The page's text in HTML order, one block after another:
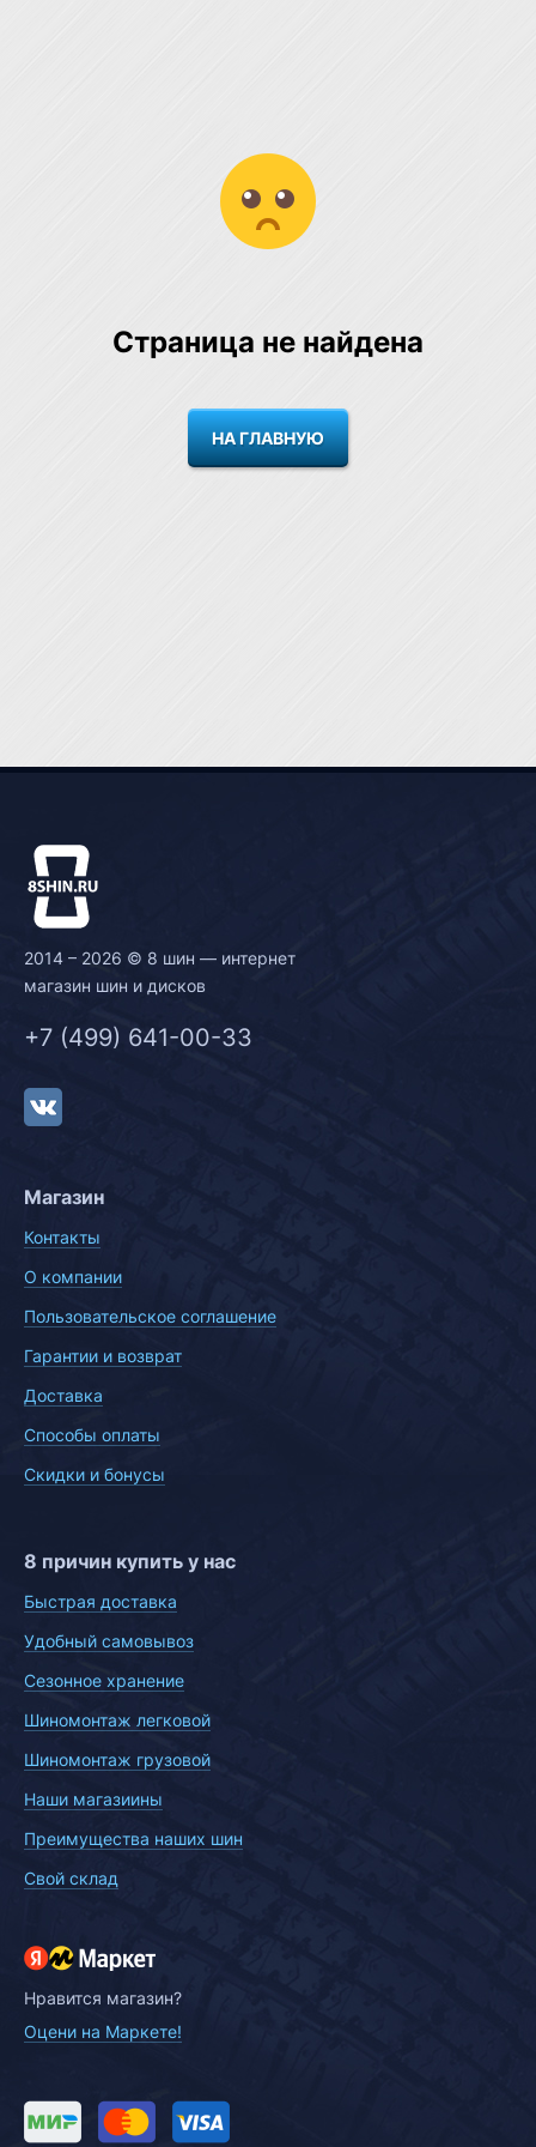
Страница не найдена
НА ГЛАВНУЮ
2014 – 2026 © 8 шин — интернет
магазин шин и дисков
+7 (499) 641-00-33
Магазин
Контакты
О компании
Пользовательское соглашение
Гарантии и возврат
Доставка
Способы оплаты
Скидки и бонусы
8 причин купить у нас
Быстрая доставка
Удобный самовывоз
Сезонное хранение
Шиномонтаж легковой
Шиномонтаж грузовой
Наши магазиины
Преимущества наших шин
Свой склад
Нравится магазин?
Оцени на Маркете!